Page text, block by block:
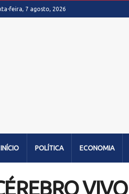
feira, 7 agosto, 2026
INÍCIO POLÍTICA ECONOMIA